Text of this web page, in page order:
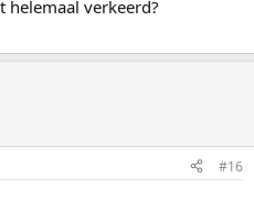
helemaal verkeerd?
#16